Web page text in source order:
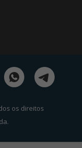
os direitos